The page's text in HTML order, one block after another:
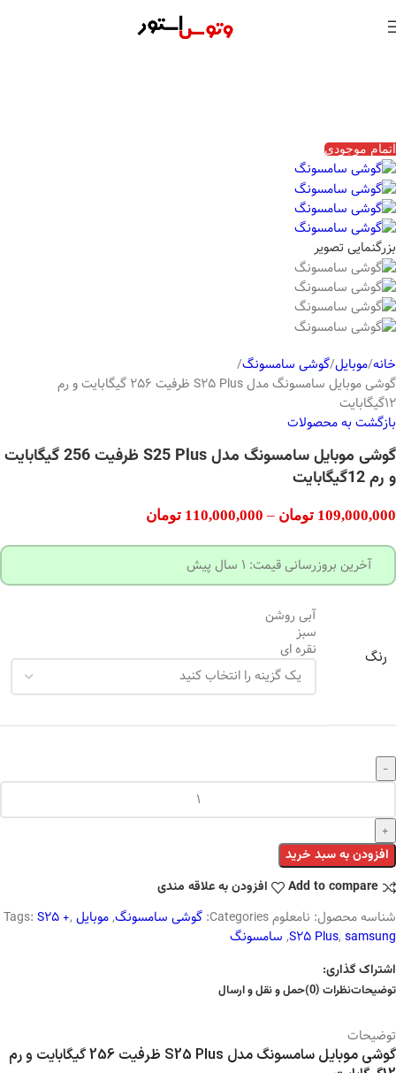
اتمام موجودی
بزرگنمایی تصویر
خانه موبایل گوشی سامسونگ
گوشی موبایل سامسونگ مدل S25 Plus ظرفیت 256 گیگابایت و رم
12گیگابایت
بازگشت به محصولات
گوشی موبایل سامسونگ مدل S25 Plus ظرفیت 256 گیگابایت
و رم 12گیگابایت
109,000,000 تومان –
110,000,000 تومان
آخرین بروزرسانی قیمت: 1 سال پیش
رنگ
آبی روشن
سبز
نقره ای
افزودن به سبد خرید
Add to compare
افزودن به علاقه مندی
شناسه محصول: نامعلومCategories: گوشی سامسونگ,موبایل Tags: S25 +,
S25 Plus, samsung
, سامسونگ
اشتراک گذاری:
توضیحاتنظرات (0) حمل و نقل و ارسال
توضیحات
گوشی موبایل سامسونگ مدل S25 Plus ظرفیت 256 گیگابایت و رم